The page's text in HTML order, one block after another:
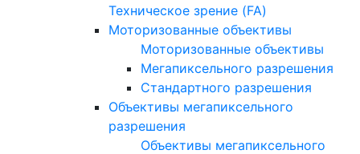
Техническое зрение (FA)
Моторизованные объективы
Моторизованные объективы
Мегапиксельного разрешения
Стандартного разрешения
Объективы мегапиксельного
разрешения
Объективы мегапиксельного